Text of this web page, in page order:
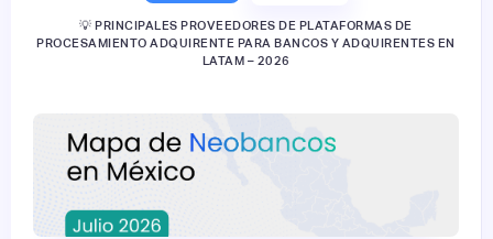
💡 PRINCIPALES PROVEEDORES DE PLATAFORMAS DE
PROCESAMIENTO ADQUIRENTE PARA BANCOS Y ADQUIRENTES EN
LATAM – 2026